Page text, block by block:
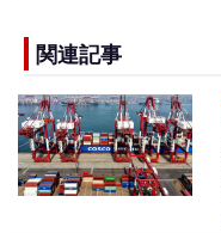
e
b
o
o
k
関連記事